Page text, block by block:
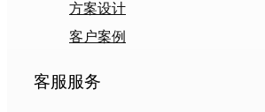
方案设计
客户案例
客服服务